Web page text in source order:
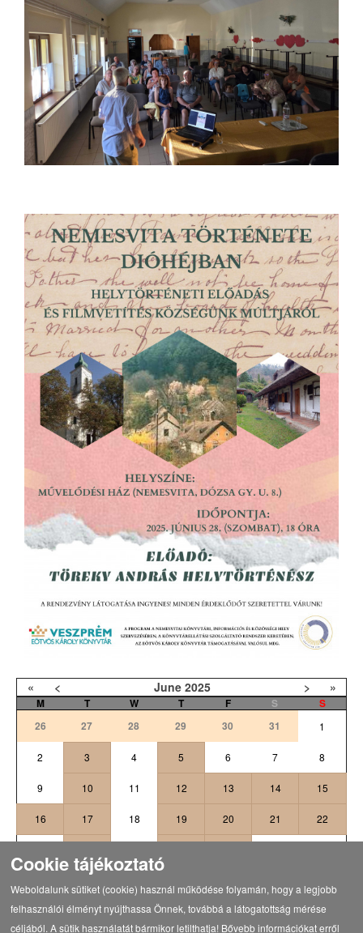
« < June 2025 > »
M T W T F S
S
26
27 28 29 30 31 1
2 3 4 5 6 7 8
9 10 11 12 13 14 15
16 17 18 19 20 21 22
Cookie tájékoztató
Weboldalunk sütiket (cookie) használ működése folyamán, hogy a legjobb
felhasználói élményt nyújthassa Önnek, továbbá a látogatottság mérése
céljából. A sütik használatát bármikor letilthatja! Bővebb információkat erről